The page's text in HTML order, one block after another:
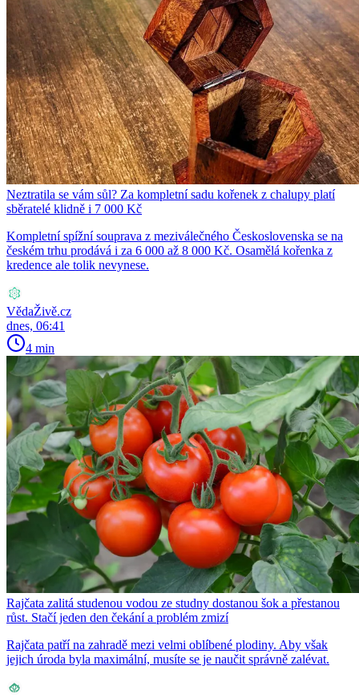
Neztratila se vám sůl? Za kompletní sadu kořenek z chalupy platí
sběratelé klidně i 7 000 Kč
Kompletní spížní souprava z meziválečného Československa se na
českém trhu prodává i za 6 000 až 8 000 Kč. Osamělá kořenka z
kredence ale tolik nevynese.
VědaŽivě.cz
dnes, 06:41
4 min
Rajčata zalitá studenou vodou ze studny dostanou šok a přestanou
růst. Stačí jeden den čekání a problém zmizí
Rajčata patří na zahradě mezi velmi oblíbené plodiny. Aby však
jejich úroda byla maximální, musíte se je naučit správně zalévat.